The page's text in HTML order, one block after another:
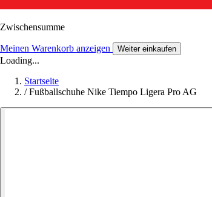
Zwischensumme
Meinen Warenkorb anzeigen Weiter einkaufen
Loading...
Startseite
/ Fußballschuhe Nike Tiempo Ligera Pro AG